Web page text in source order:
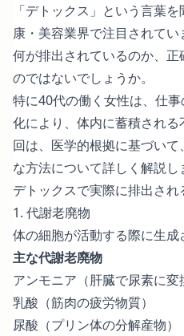
「デトックス」という言葉
康・美容業界で注目されて
何が排出されているのか、
のではないでしょうか。
特に40代の働く女性は、仕
化により、体内に蓄積され
回は、医学的根拠に基づい
な方法について詳しく解説し
デトックスで実際に排出され
1. 代謝老廃物
体の細胞が活動する際に生成
主な代謝老廃物
アンモニア（肝臓で尿素に変
乳酸（筋肉の疲労物質）
尿酸（プリン体の分解産物）